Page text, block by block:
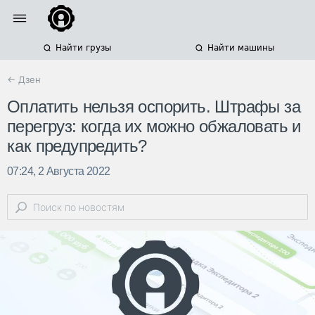
Найти грузы Найти машины
← Дзен
Оплатить нельзя оспорить. Штрафы за
перегруз: когда их можно обжаловать и
как предупредить?
07:24, 2 Августа 2022